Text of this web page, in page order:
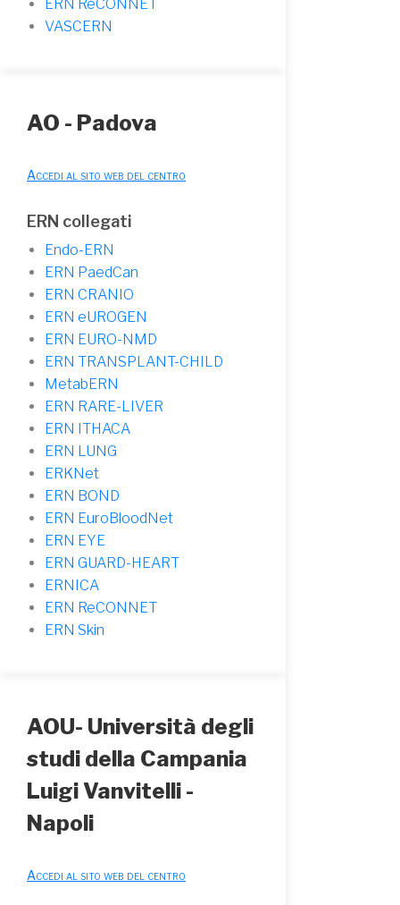
ERN ReCONNET
VASCERN
AO - Padova
Accedi al sito web del centro
ERN collegati
Endo-ERN
ERN PaedCan
ERN CRANIO
ERN eUROGEN
ERN EURO-NMD
ERN TRANSPLANT-CHILD
MetabERN
ERN RARE-LIVER
ERN ITHACA
ERN LUNG
ERKNet
ERN BOND
ERN EuroBloodNet
ERN EYE
ERN GUARD-HEART
ERNICA
ERN ReCONNET
ERN Skin
AOU- Università degli
studi della Campania
Luigi Vanvitelli -
Napoli
Accedi al sito web del centro